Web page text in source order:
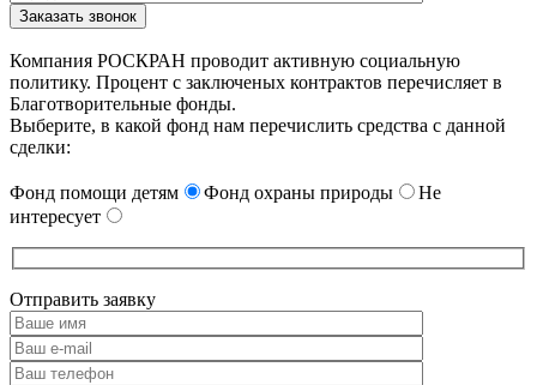
Компания РОСКРАН проводит активную социальную
политику. Процент с заключеных контрактов перечисляет в
Благотворительные фонды.
Выберите, в какой фонд нам перечислить средства с данной
сделки:
Фонд помощи детям Фонд охраны природы
Не
интересует
Отправить заявку